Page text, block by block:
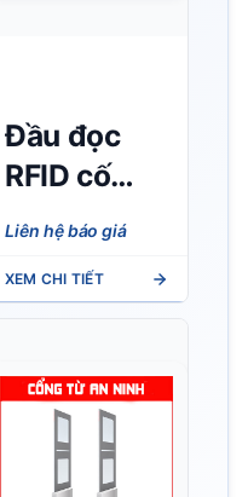
Đầu đọc
RFID cố
định
UR1A –
anten, hiệu
năng UHF
vượt trội
Liên hệ báo giá
XEM CHI TIẾT